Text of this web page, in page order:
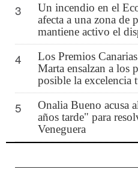
3
Un incendio en el
afecta a una zona de
mantiene activo el
4
Los Premios
Marta ensalzan a los
posible la excelencia
5
Onalia Bueno acusa
años tarde" para
Veneguera